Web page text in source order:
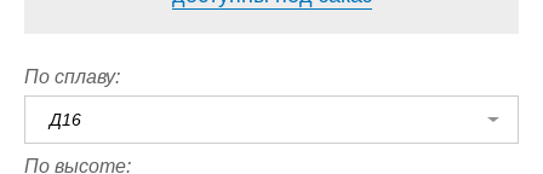
По сплаву:
Д16
По высоте: